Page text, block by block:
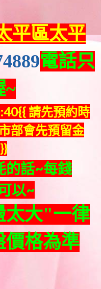
平區太平
電話只
~
{{ 請先預約時
部會先預留金
的話~每錢
以~
太大"一律
價格為準